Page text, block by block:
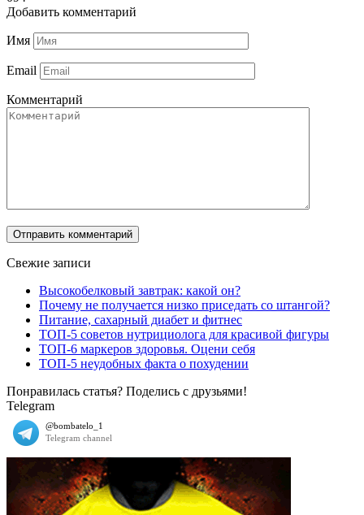
Добавить комментарий
Имя
Email
Комментарий
Свежие записи
Высокобелковый завтрак: какой он?
Почему не получается низко приседать со штангой?
Питание, сахарный диабет и фитнес
ТОП-5 советов нутрициолога для красивой фигуры
ТОП-6 маркеров здоровья. Оцени себя
ТОП-5 неудобных факта о похудении
Понравилась статья? Поделись с друзьями!
Telegram